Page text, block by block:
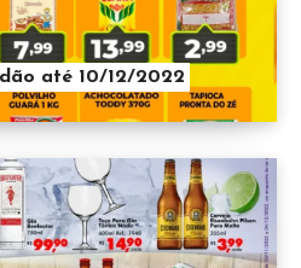
até 10/12/2022